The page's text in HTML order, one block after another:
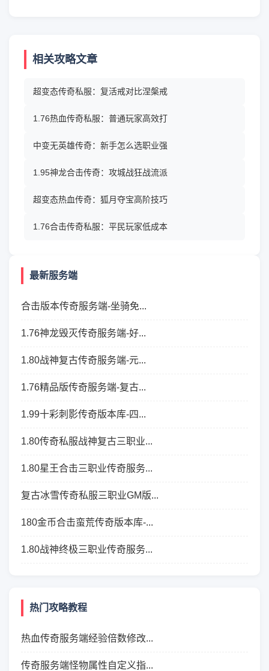
相关攻略文章
超变态传奇私服：复活戒对比涅槃戒
1.76热血传奇私服：普通玩家高效打
中变无英雄传奇：新手怎么选职业强
1.95神龙合击传奇：攻城战狂战流派
超变态热血传奇：狐月夺宝高阶技巧
1.76合击传奇私服：平民玩家低成本
最新服务端
合击版本传奇服务端-坐骑免...
1.76神龙毁灭传奇服务端-好...
1.80战神复古传奇服务端-元...
1.76精品版传奇服务端-复古...
1.99十彩刺影传奇版本库-四...
1.80传奇私服战神复古三职业...
1.80星王合击三职业传奇服务...
复古冰雪传奇私服三职业GM版...
180金币合击蛮荒传奇版本库-...
1.80战神终极三职业传奇服务...
热门攻略教程
热血传奇服务端经验倍数修改...
传奇服务端怪物属性自定义指...